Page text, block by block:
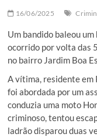
16/06/2025
Um bandido baleou
ocorrido por volta das
no bairro Jardim Boa
A vítima, residente em
foi abordada por um
conduzia uma moto
criminoso, tentou
ladrão disparou duas